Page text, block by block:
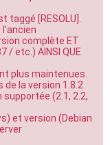
taggé [RESOLU].
l'ancien
complète ET
/ etc.) AINSI QUE
plus maintenues.
la version 1.8.2
(2.1, 2.2,
et version (Debian